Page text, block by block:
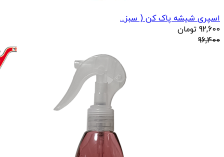
اسپری شیشه پاک کن ( سبز...
92,600 تومان
96,400